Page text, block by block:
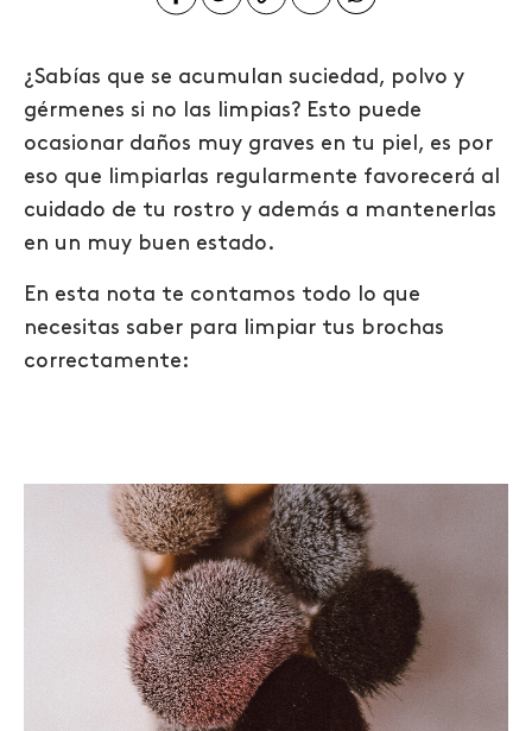
¿Sabías que se acumulan suciedad, polvo y
gérmenes si no las limpias? Esto puede
ocasionar daños muy graves en tu piel, es por
eso que limpiarlas regularmente favorecerá al
cuidado de tu rostro y además a mantenerlas
en un muy buen estado.
En esta nota te contamos todo lo que
necesitas saber para limpiar tus brochas
correctamente: